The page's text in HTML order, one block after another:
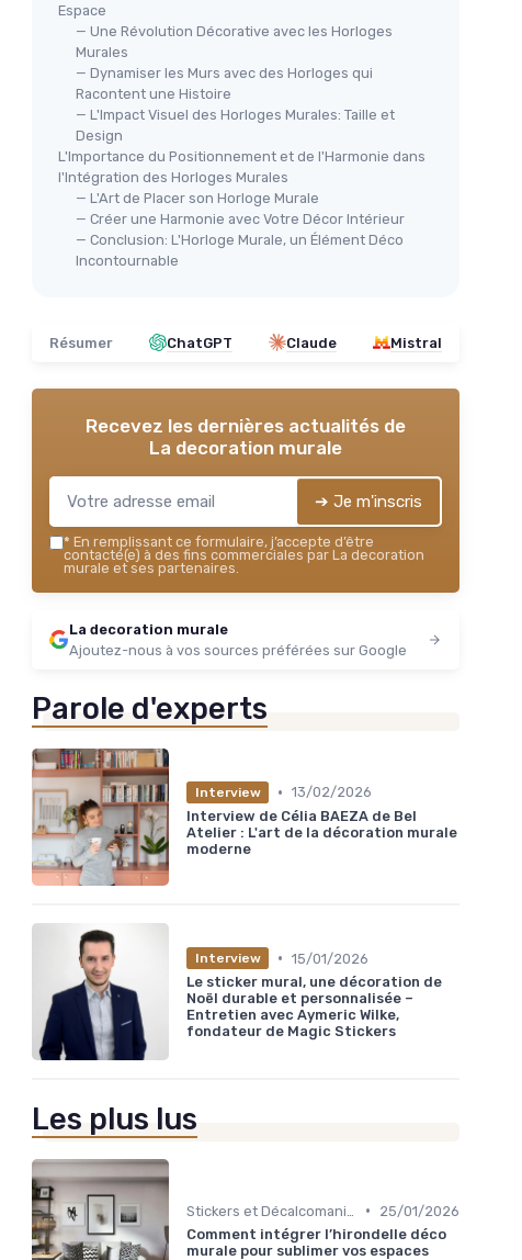
Espace
— Une Révolution Décorative avec les Horloges
Murales
— Dynamiser les Murs avec des Horloges qui
Racontent une Histoire
— L'Impact Visuel des Horloges Murales: Taille et
Design
L'Importance du Positionnement et de l'Harmonie dans
l'Intégration des Horloges Murales
— L'Art de Placer son Horloge Murale
— Créer une Harmonie avec Votre Décor Intérieur
— Conclusion: L'Horloge Murale, un Élément Déco
Incontournable
Résumer ChatGPT Claude Mistral
Recevez les dernières actualités de
La decoration murale
➔ Je m'inscris
* En remplissant ce formulaire, j’accepte d’être
contacté(e) à des fins commerciales par La decoration
murale et ses partenaires.
La decoration murale
Ajoutez-nous à vos sources préférées sur Google
Parole d'experts
Interview • 13/02/2026
Interview de Célia BAEZA de Bel
Atelier : L'art de la décoration murale
moderne
Interview • 15/01/2026
Le sticker mural, une décoration de
Noël durable et personnalisée –
Entretien avec Aymeric Wilke,
fondateur de Magic Stickers
Les plus lus
•
25/01/2026
Comment intégrer l’hirondelle déco
murale pour sublimer vos espaces